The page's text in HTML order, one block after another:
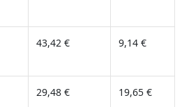
43,42 € 9,14 €
29,48 € 19,65 €